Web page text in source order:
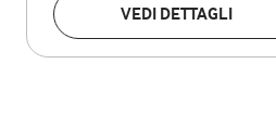
VEDI DETTAGLI